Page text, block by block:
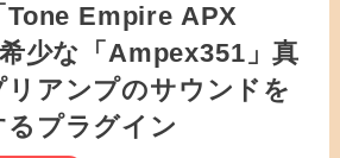
Tone Empire APX
少な「Ampex351」真
リアンプのサウンドを
るプラグイン